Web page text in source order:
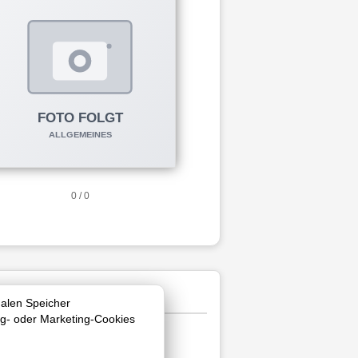
Speicher
oder Marketing-Cookies
0 / 0